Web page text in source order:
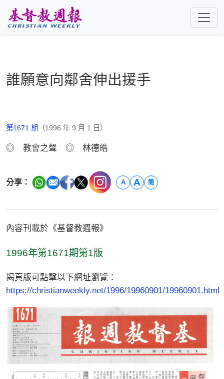
誰願意向鄰舍伸出援手
第1671 期 （1996 年 9 月 1 日）
◎ 教會之聲 ◎ 林德皓
分享： A A 簡
內容刊載於《基督教週報》
1996年第1671期第1版
揭頁版可點擊以下網址瀏覽：
https://christianweekly.net/1996/19960901/19960901.html